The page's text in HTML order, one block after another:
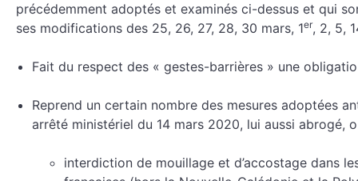
précédemment adoptés et examinés ci-dessus et qui
ses modifications des 25, 26, 27, 28, 30 mars, 1er, 2, 5,
Fait du respect des « gestes-barrières » une
Reprend un certain nombre des mesures adoptées
arrêté ministériel du 14 mars 2020, lui aussi abrogé,
interdiction de mouillage et d’accostage dans